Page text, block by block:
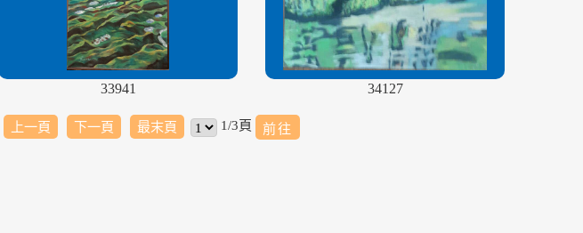
33941 34127
上一頁 下一頁 最末頁 1/3頁